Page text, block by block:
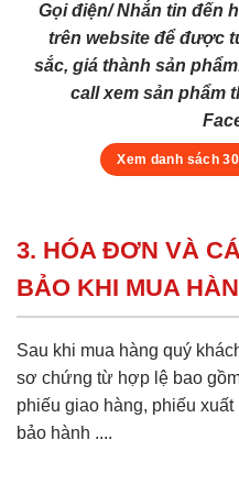
Gọi điện/ Nhắn tin đến
trên website để được
sắc, giá thành sản
call xem sản phẩm
Xem danh sách
3. HÓA ĐƠN VÀ
BẢO KHI MUA
Sau khi mua hàng quý
sơ chứng từ hợp lệ bao
phiếu giao hàng, phiếu
bảo hành ....